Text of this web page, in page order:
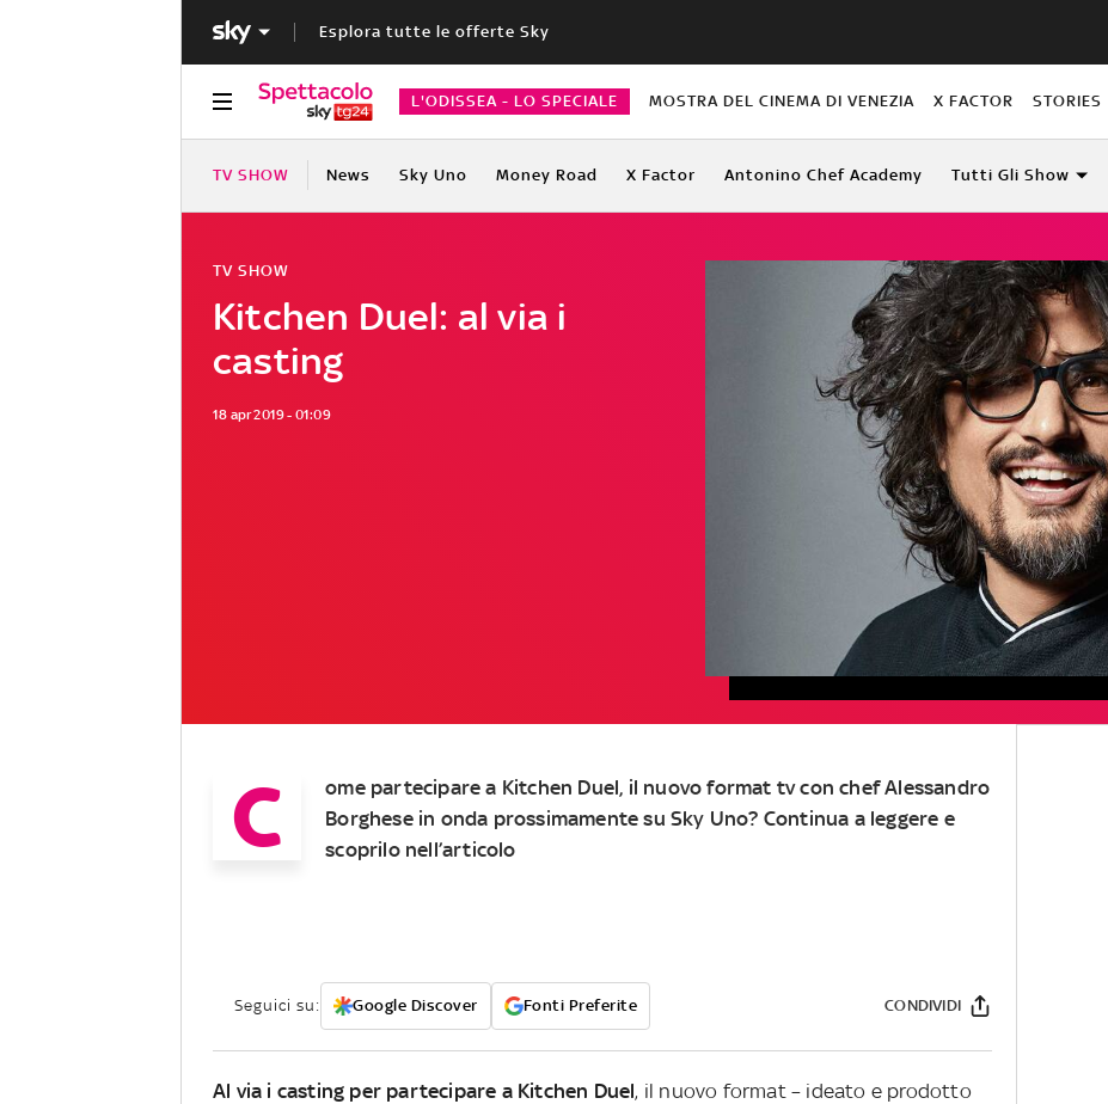
Esplora tutte le offerte Sky
L'ODISSEA - LO SPECIALE MOSTRA DEL CINEMA DI VENEZIA X FACTOR STORIES
TV SHOW News Sky Uno Money Road X Factor Antonino Chef Academy Tutti Gli Show
Kitchen Duel: al via i
casting
TV SHOW
18 apr 2019 - 01:09
C ome partecipare a Kitchen Duel, il nuovo format tv conchef Alessandro
Borghesein onda prossimamente su Sky Uno? Continua a leggere e
scoprilo nell’articolo
Seguici su: Google Discover Fonti Preferite CONDIVIDI
Al via i casting per partecipare a Kitchen Duel, il nuovo format – ideato e prodotto